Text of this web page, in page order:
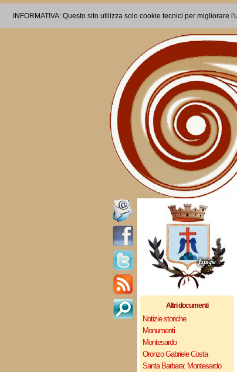
INFORMATIVA: Questo sito utilizza solo cookie tecnici per
Altri documenti
Notizie storiche
Monumenti
Montesardo
Oronzo Gabriele Costa
Santa Barbara: Montesardo